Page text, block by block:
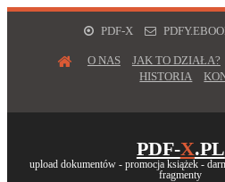
PDF-X
O NAS JAK TO DZIAŁA?
HISTORIA
PDF-X.PL
upload dokumentów - promocja książek -
fragmenty